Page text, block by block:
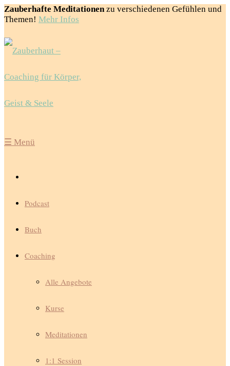
Zauberhafte Meditationenzu verschiedenen Gefühlen und
Themen! Mehr Infos
☰ Menü
Podcast
Buch
Coaching
Alle Angebote
Kurse
Meditationen
1:1 Session